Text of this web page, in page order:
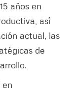
años en
así
actual, las
de
en